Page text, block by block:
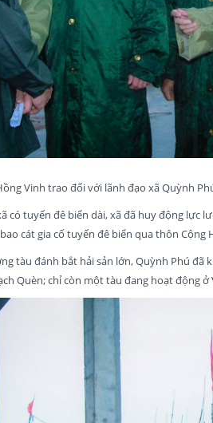
Vinh trao đổi với lãnh đạo xã Quỳnh
có tuyến đê biển dài, xã đã huy động
cát gia cố tuyến đê biển qua thôn Cộng
tàu đánh bắt hải sản lớn, Quỳnh Phú đã
Quèn; chỉ còn một tàu đang hoạt động ở